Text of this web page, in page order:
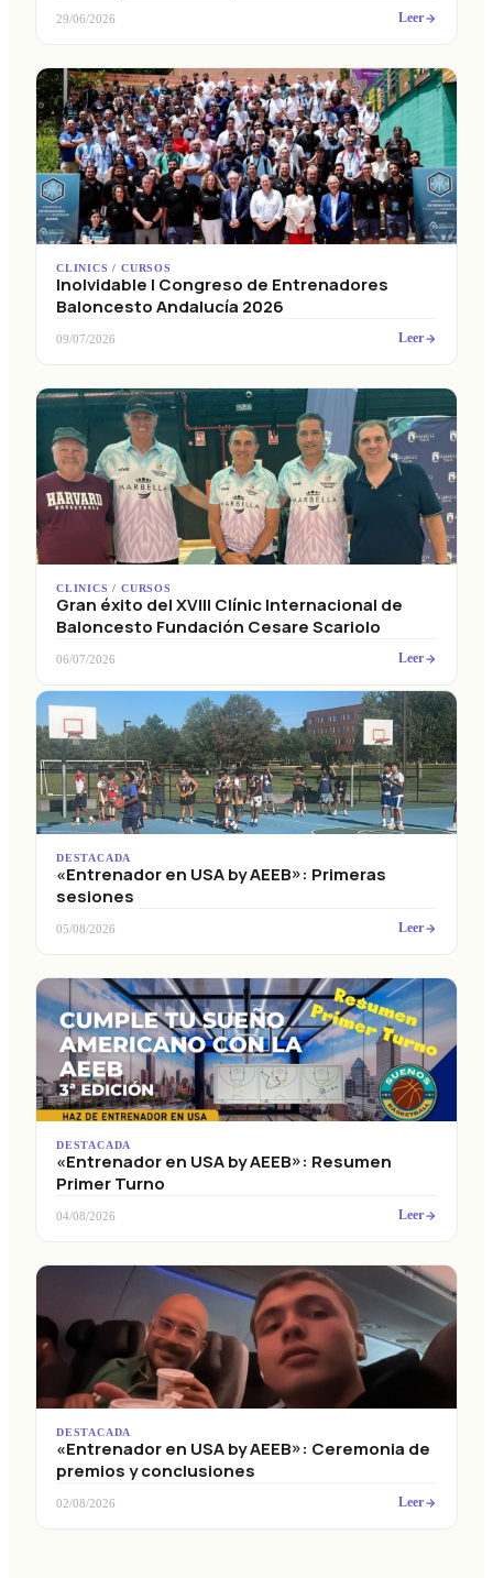
29/06/2026 Leer
CLINICS / CURSOS
Inolvidable I Congreso de Entrenadores
Baloncesto Andalucía 2026
09/07/2026 Leer
CLINICS / CURSOS
Gran éxito del XVIII Clínic Internacional de
Baloncesto Fundación Cesare Scariolo
06/07/2026 Leer
DESTACADA
«Entrenador en USA by AEEB»: Primeras
sesiones
05/08/2026 Leer
DESTACADA
«Entrenador en USA by AEEB»: Resumen
Primer Turno
04/08/2026 Leer
DESTACADA
«Entrenador en USA by AEEB»: Ceremonia de
premios y conclusiones
02/08/2026 Leer